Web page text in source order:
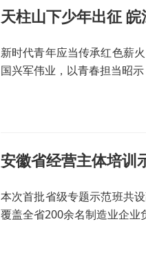
天柱山下少年出征
新时代青年应当传承红色薪
国兴军伟业，以青春担当昭
安徽省经营主体培训
本次首批省级专题示范班共
覆盖全省200余名制造业企业